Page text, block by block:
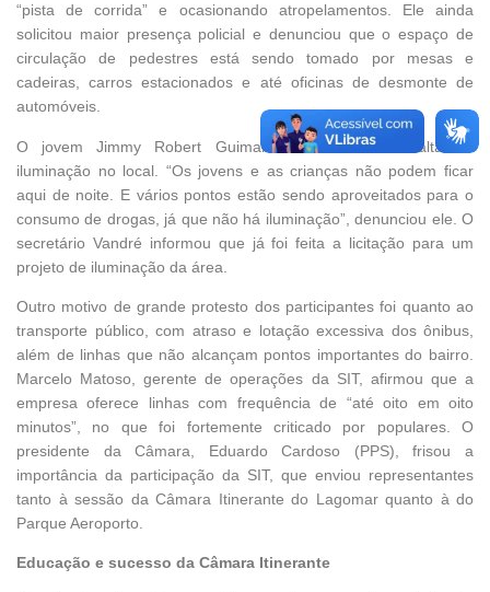
“pista de corrida” e ocasionando atropelamentos. Ele ainda
solicitou maior presença policial e denunciou que o espaço de
circulação de pedestres está sendo tomado por mesas e
cadeiras, carros estacionados e até oficinas de desmonte de
automóveis.
O jovem Jimmy Robert Guimarães reclamou da falta de
iluminação no local. “Os jovens e as crianças não podem ficar
aqui de noite. E vários pontos estão sendo aproveitados para o
consumo de drogas, já que não há iluminação”, denunciou ele. O
secretário Vandré informou que já foi feita a licitação para um
projeto de iluminação da área.
Outro motivo de grande protesto dos participantes foi quanto ao
transporte público, com atraso e lotação excessiva dos ônibus,
além de linhas que não alcançam pontos importantes do bairro.
Marcelo Matoso, gerente de operações da SIT, afirmou que a
empresa oferece linhas com frequência de “até oito em oito
minutos”, no que foi fortemente criticado por populares. O
presidente da Câmara, Eduardo Cardoso (PPS), frisou a
importância da participação da SIT, que enviou representantes
tanto à sessão da Câmara Itinerante do Lagomar quanto à do
Parque Aeroporto.
Educação e sucesso da Câmara Itinerante